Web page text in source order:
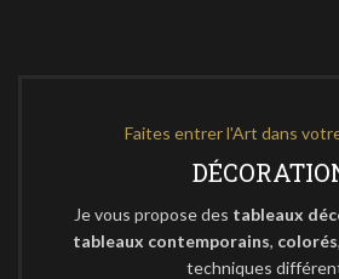
Faites entrer l'Art dans
Je vous propose des tableaux
tableaux contemporains, colorés
techniques